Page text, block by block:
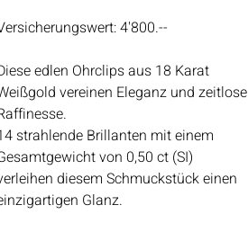
4'800.--
edlen Ohrclips aus 18 Karat
vereinen Eleganz und zeitlose
strahlende Brillanten mit einem
von 0,50 ct (SI)
diesem Schmuckstück einen
Glanz.